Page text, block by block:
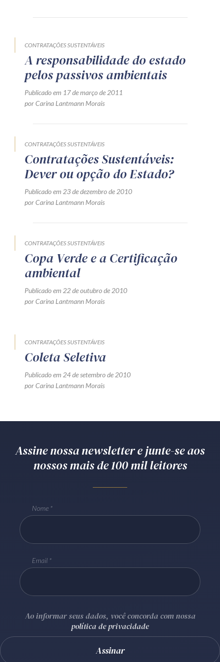
Orientação por Escrito
Mentoria Zênite
Capacitação
Zênite Online
Eventos presenciais
Zênite in Company
Diferenciais
Av. Sete de Setembro, 4698
Batel Curitiba PR CEP
CONTRATAÇÕES SUSTENTÁVEIS
A responsabilidade do estado
pelos passivos ambientais
Publicado em 17 de março de 2011
por Carina Lantmann Morais
CONTRATAÇÕES SUSTENTÁVEIS
Contratações Sustentáveis:
Dever ou opção do Estado?
Publicado em 23 de dezembro de 2010
por Carina Lantmann Morais
CONTRATAÇÕES SUSTENTÁVEIS
Copa Verde e a Certificação
ambiental
Publicado em 22 de outubro de 2010
por Carina Lantmann Morais
CONTRATAÇÕES SUSTENTÁVEIS
Coleta Seletiva
Publicado em 24 de setembro de 2010
por Carina Lantmann Morais
Assine nossa newsletter e junte-se aos
nossos mais de 100 mil leitores
Nome
Email
Ao informar seus dados, você concorda com nossa
política de privacidade